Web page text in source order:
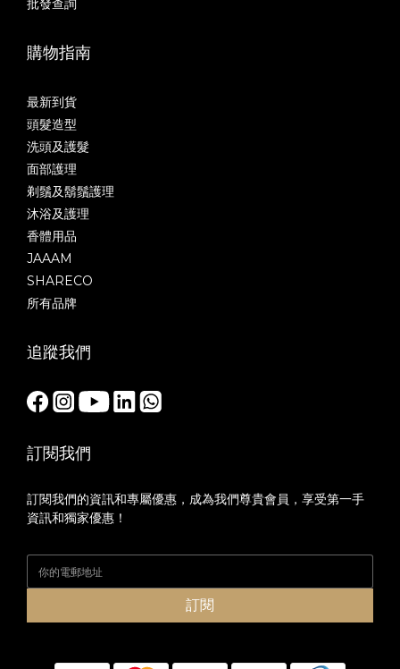
批發查詢
購物指南
最新到貨
頭髮造型
洗頭及護髮
面部護理
剃鬚及鬍鬚護理
沐浴及護理
香體用品
JAAAM
SHARECO
所有品牌
追蹤我們
訂閱我們
訂閱我們的資訊和專屬優惠，成為我們尊貴會員，享受第一手
資訊和獨家優惠！
訂閱